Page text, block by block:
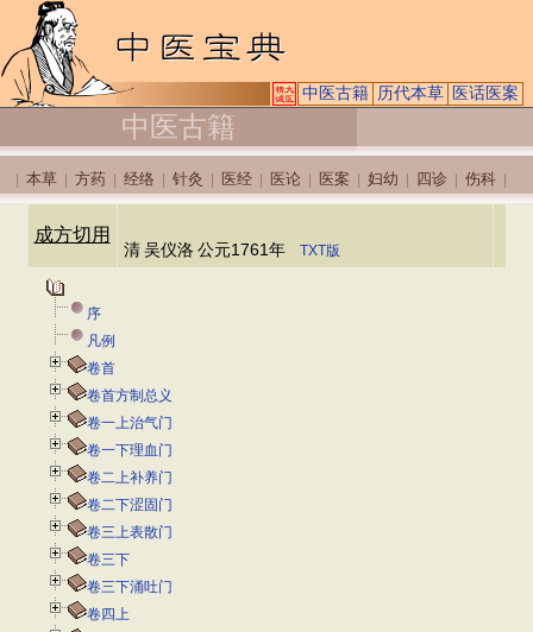
中医古籍 历代本草 医话医案
中医古籍
本草 方药 经络 针灸 医经 医论 医案 妇幼 四诊 伤科
成方切用
清 吴仪洛 公元1761年 TXT版
序
凡例
卷首
卷首方制总义
卷一上治气门
卷一下理血门
卷二上补养门
卷二下涩固门
卷三上表散门
卷三下
卷三下涌吐门
卷四上